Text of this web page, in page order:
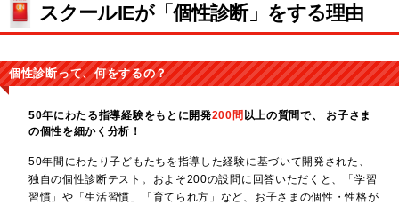
スクールIEが「個性診断」をする理由
個性診断って、何をするの？
50年にわたる指導経験をもとに開発200問 以上の質問で、 お子さま
の個性を細かく分析！
50年間にわたり子どもたちを指導した経験に基づいて開発された、
独自の個性診断テスト。およそ200の設問に回答いただくと、「学習
習慣」や「生活習慣」「育てられ方」など、お子さまの個性・性格が